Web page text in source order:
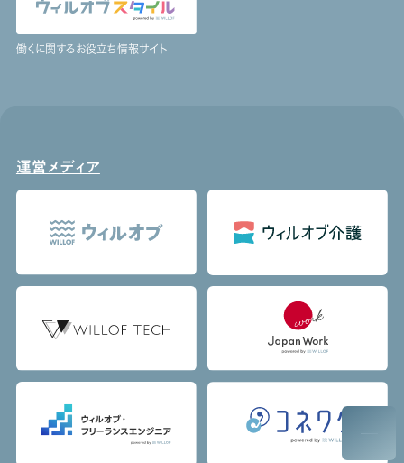
働くに関するお役立ち情報サイト
運営メディア